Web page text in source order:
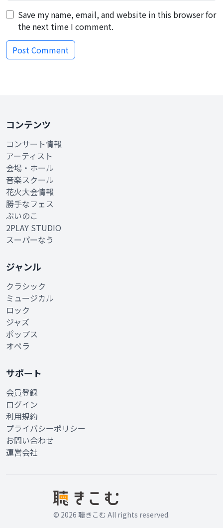
Save my name, email, and website in this browser for
the next time I comment.
コンテンツ
コンサート情報
アーティスト
会場・ホール
音楽スクール
花火大会情報
勝手なフェス
ぶいのこ
2PLAY STUDIO
スーパーなう
ジャンル
クラシック
ミュージカル
ロック
ジャズ
ポップス
オペラ
サポート
会員登録
ログイン
利用規約
プライバシーポリシー
お問い合わせ
運営会社
© 2026 聴きこむ All rights reserved.